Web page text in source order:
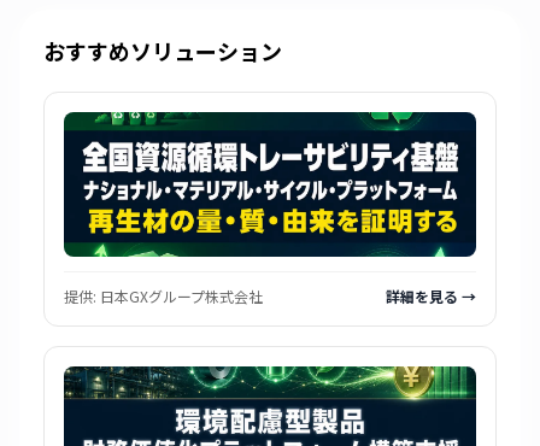
おすすめソリューション
提供: 日本GXグループ株式会社 詳細を見る →